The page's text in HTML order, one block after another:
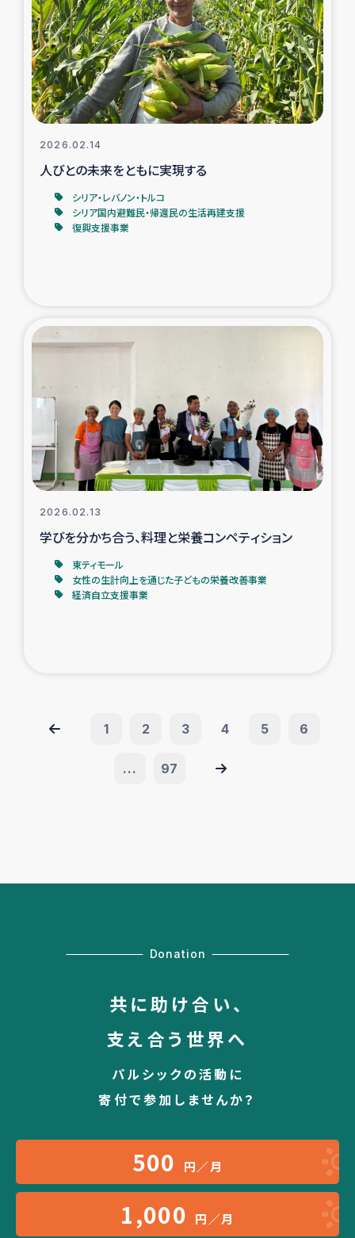
2026.02.14
人びとの未来をともに実現する
シリア・レバノン・トルコ
シリア国内避難民・帰還民の生活再建支援
復興支援事業
2026.02.13
学びを分かち合う、料理と栄養コンペティション
東ティモール
女性の生計向上を通じた子どもの栄養改善事業
経済自立支援事業
1 2 3 4 5 6
... 97
Donation
共に助け合い、
支え合う世界へ
パルシックの活動に
寄付で参加しませんか？
500 円／月
1,000 円／月